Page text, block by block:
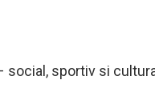
sportiv si